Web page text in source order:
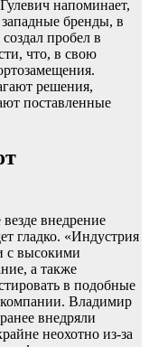
напоминает,
бренды, в
пробел в
что, в свою
решения,
поставленные
внедрение
гладко. «Индустрия
с высокими
а также
в подобные
Владимир
внедряли
неохотно из-за